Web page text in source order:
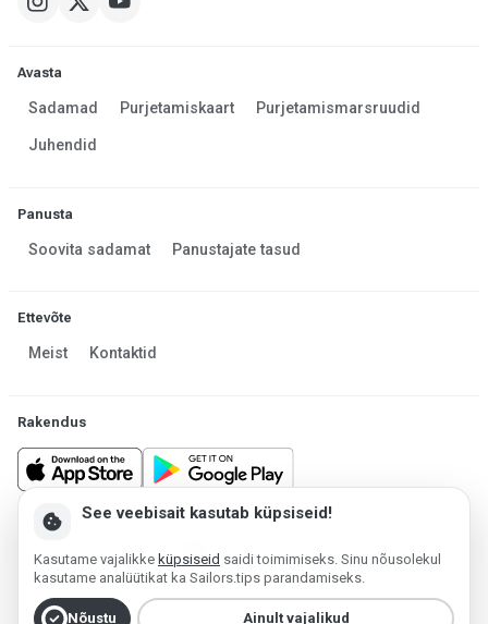
Avasta
Sadamad Purjetamiskaart Purjetamismarsruudid
Juhendid
Panusta
Soovita sadamat Panustajate tasud
Ettevõte
Meist Kontaktid
Rakendus
Platvormi haldab MESF OÜ 2013-2026 ©
cookie See veebisait kasutab küpsiseid!
Kasutame vajalikke küpsiseid saidi toimimiseks. Sinu nõusolekul
kasutame analüütikat ka Sailors.tips parandamiseks.
check_circle Nõustu Ainult vajalikud